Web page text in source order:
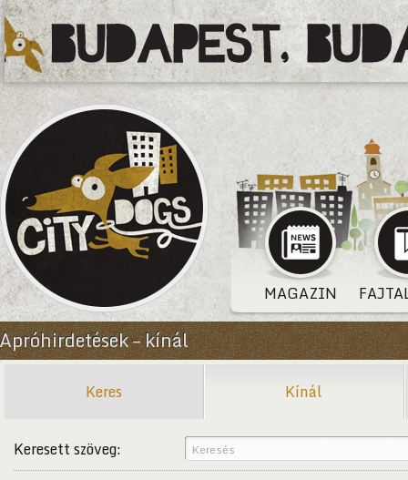
MAGAZIN
Apróhirdetések – kínál
Keres Kínál
Keresett szöveg: